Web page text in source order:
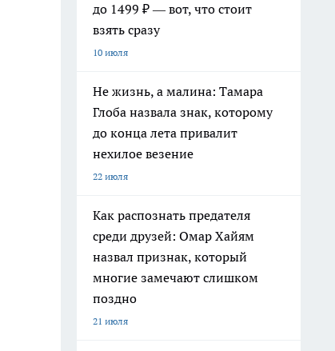
до 1499 ₽ — вот, что стоит
взять сразу
10 июля
Не жизнь, а малина: Тамара
Глоба назвала знак, которому
до конца лета привалит
нехилое везение
22 июля
Как распознать предателя
среди друзей: Омар Хайям
назвал признак, который
многие замечают слишком
поздно
21 июля